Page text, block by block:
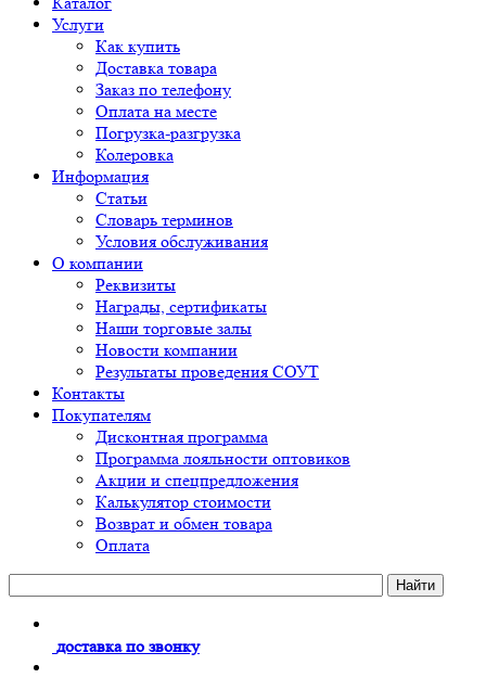
Услуги
Как купить
Доставка товара
Заказ по телефону
Оплата на месте
Погрузка-разгрузка
Колеровка
Информация
Статьи
Словарь терминов
Условия обслуживания
О компании
Реквизиты
Награды, сертификаты
Наши торговые залы
Новости компании
Результаты проведения СОУТ
Контакты
Покупателям
Дисконтная программа
Программа лояльности оптовиков
Акции и спецпредложения
Калькулятор стоимости
Возврат и обмен товара
Оплата
доставка по звонку